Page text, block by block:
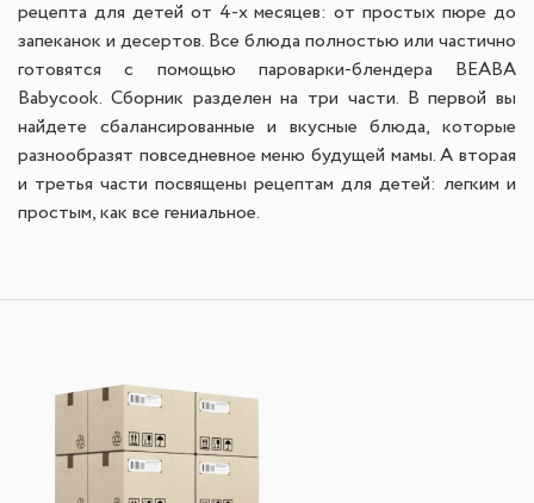
рецепта для детей от 4-х месяцев: от простых пюре до
запеканок и десертов. Все блюда полностью или частично
готовятся с помощью пароварки-блендера BEABA
Babycook. Cборник разделен на три части. В первой вы
найдете сбалансированные и вкусные блюда, которые
разнообразят повседневное меню будущей мамы. А вторая
и третья части посвящены рецептам для детей: легким и
простым, как все гениальное.